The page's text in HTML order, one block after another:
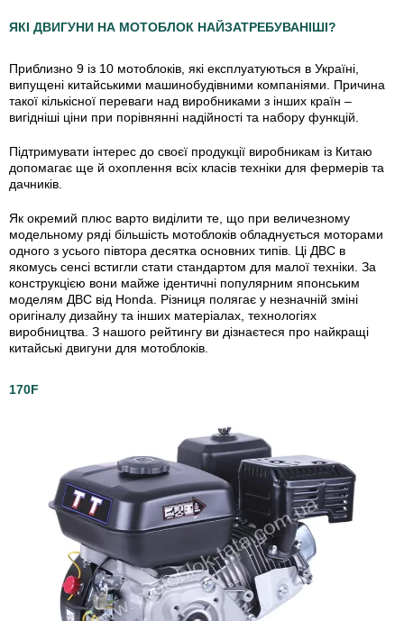
ЯКІ ДВИГУНИ НА МОТОБЛОК НАЙЗАТРЕБУВАНІШІ?
Приблизно 9 із 10 мотоблоків, які експлуатуються в Україні,
випущені китайськими машинобудівними компаніями . Причина
такої кількісної переваги над виробниками з інших країн –
вигідніші ціни при порівнянні надійності та набору функцій.
Підтримувати інтерес до своєї продукції виробникам із Китаю
допомагає ще й охоплення всіх класів техніки для фермерів та
дачників.
Як окремий плюс варто виділити те, що при величезному
модельному ряді більшість мотоблоків обладнується моторами
одного з усього півтора десятка основних типів. Ці ДВС в
якомусь сенсі встигли стати стандартом для малої техніки. За
конструкцією вони майже ідентичні популярним японським
моделям ДВС від Honda. Різниця полягає у незначній зміні
оригіналу дизайну та інших матеріалах, технологіях
виробництва. З нашого рейтингу ви дізнаєтеся про найкращі
китайські двигуни для мотоблоків.
170F